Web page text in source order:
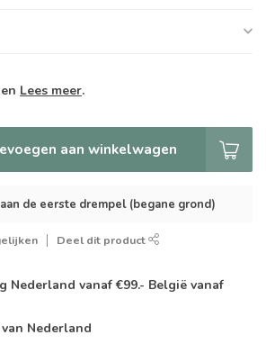
Lees meer.
aan winkelwagen
de eerste drempel (begane grond)
Deel dit product
Nederland vanaf €99.- België vanaf
Nederland